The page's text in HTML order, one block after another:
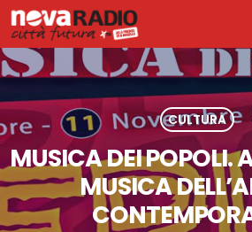
CULTURA
MUSICA DEI POPOLI.
MUSICA